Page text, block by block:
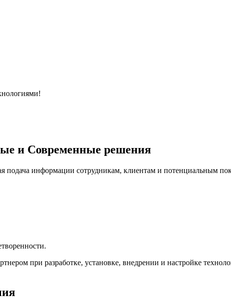
и Современные решения
подача информации сотрудникам, клиентам и потенциальным
при разработке, установке, внедрении и настройке